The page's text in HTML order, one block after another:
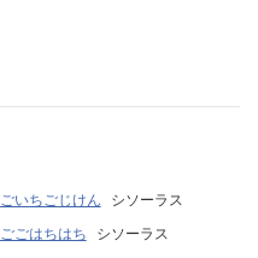
ごいちごじけん
シソーラス
ごごはちはち
シソーラス